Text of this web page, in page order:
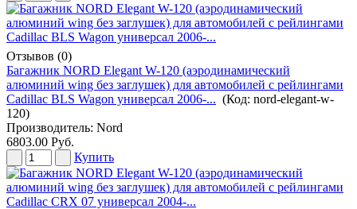
Отзывов (0)
Багажник NORD Elegant W-120 (аэродинамический
алюминий wing без заглушек) для автомобилей с рейлингами
Cadillac BLS Wagon универсал 2006-... (Код: nord-elegant-w-
120)
Производитель: Nord
6803.00 Руб.
Купить